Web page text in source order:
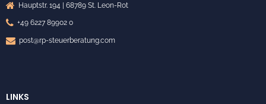
Hauptstr. 194 | 68789 St. Leon-Rot
+49 6227 89902 0
post@rp-steuerberatung.com
LINKS